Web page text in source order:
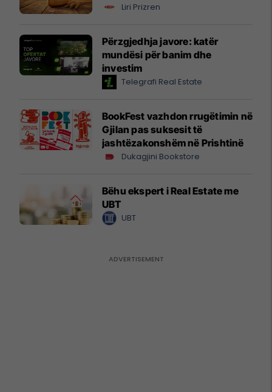
Liri Prizren
Përzgjedhja javore: katër
mundësi për banim dhe
investim
Telegrafi Real Estate
BookFest vazhdon rrugëtimin në
Gjilan pas suksesit të
jashtëzakonshëm në Prishtinë
Dukagjini Bookstore
Bëhu ekspert i Real Estate me
UBT
UBT